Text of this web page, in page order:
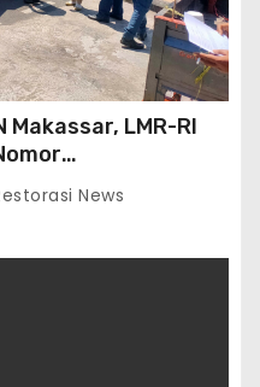
Makassar, LMR-RI
News